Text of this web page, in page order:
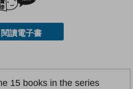
讀電子書
15 books in the series